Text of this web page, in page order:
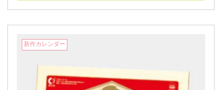
新作カレンダー